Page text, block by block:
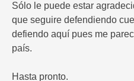
Sólo le puede estar
que seguire defendiendo
defiendo aquí pues me
país.
Hasta pronto.